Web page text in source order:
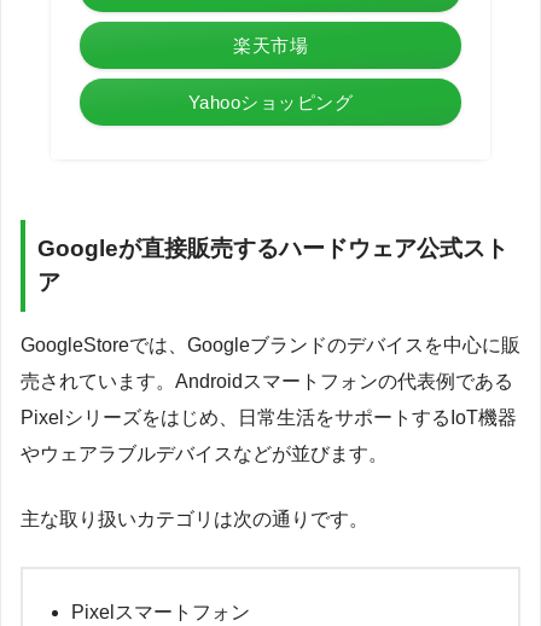
楽天市場
Yahooショッピング
Googleが直接販売するハードウェア公式スト
ア
GoogleStoreでは、Googleブランドのデバイスを中心に販
売されています。Androidスマートフォンの代表例である
Pixelシリーズをはじめ、日常生活をサポートするIoT機器
やウェアラブルデバイスなどが並びます。
主な取り扱いカテゴリは次の通りです。
Pixelスマートフォン